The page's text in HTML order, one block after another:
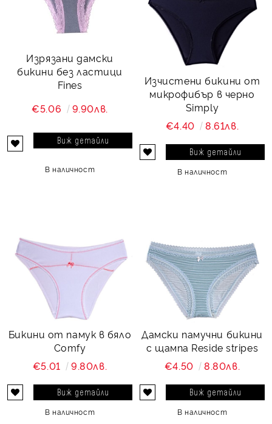
Изрязани дамски
бикини без ластици
Fines
€5.06
9.90лв.
Виж детайли
В наличност
Изчистени бикини от
микрофибър в черно
Simply
€4.40
8.61лв.
Виж детайли
В наличност
Бикини от памук в бяло
Comfy
€5.01
9.80лв.
Виж детайли
В наличност
Дамски памучни бикини
с щампа Reside stripes
€4.50
8.80лв.
Виж детайли
В наличност